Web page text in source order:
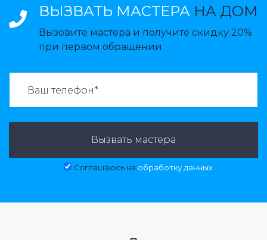
ВЫЗВАТЬ МАСТЕРА НА ДОМ
Вызовите мастера и получите скидку 20%
при первом обращении.
Вызвать мастера
Соглашаюсь на обработку данных